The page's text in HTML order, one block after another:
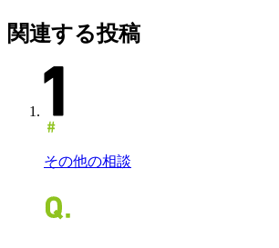
関連する投稿
その他の相談